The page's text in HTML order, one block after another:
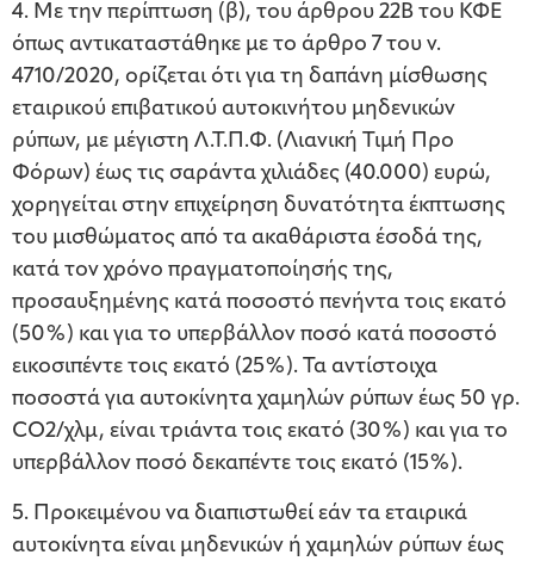
4. Με την περίπτωση (β), του άρθρου 22Β του ΚΦΕ
όπως αντικαταστάθηκε με το άρθρο 7 του ν.
4710/2020, ορίζεται ότι για τη δαπάνη μίσθωσης
εταιρικού επιβατικού αυτοκινήτου μηδενικών
ρύπων, με μέγιστη Λ.Τ.Π.Φ. (Λιανική Τιμή Προ
Φόρων) έως τις σαράντα χιλιάδες (40.000) ευρώ,
χορηγείται στην επιχείρηση δυνατότητα έκπτωσης
του μισθώματος από τα ακαθάριστα έσοδά της,
κατά τον χρόνο πραγματοποίησής της,
προσαυξημένης κατά ποσοστό πενήντα τοις εκατό
(50%) και για το υπερβάλλον ποσό κατά ποσοστό
εικοσιπέντε τοις εκατό (25%). Τα αντίστοιχα
ποσοστά για αυτοκίνητα χαμηλών ρύπων έως 50 γρ.
CO2/χλμ, είναι τριάντα τοις εκατό (30%) και για το
υπερβάλλον ποσό δεκαπέντε τοις εκατό (15%).
5. Προκειμένου να διαπιστωθεί εάν τα εταιρικά
αυτοκίνητα είναι μηδενικών ή χαμηλών ρύπων έως